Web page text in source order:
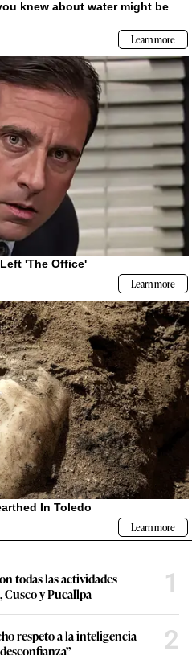
todas las actividades
Cusco y Pucallpa
1
respeto a la inteligencia
2